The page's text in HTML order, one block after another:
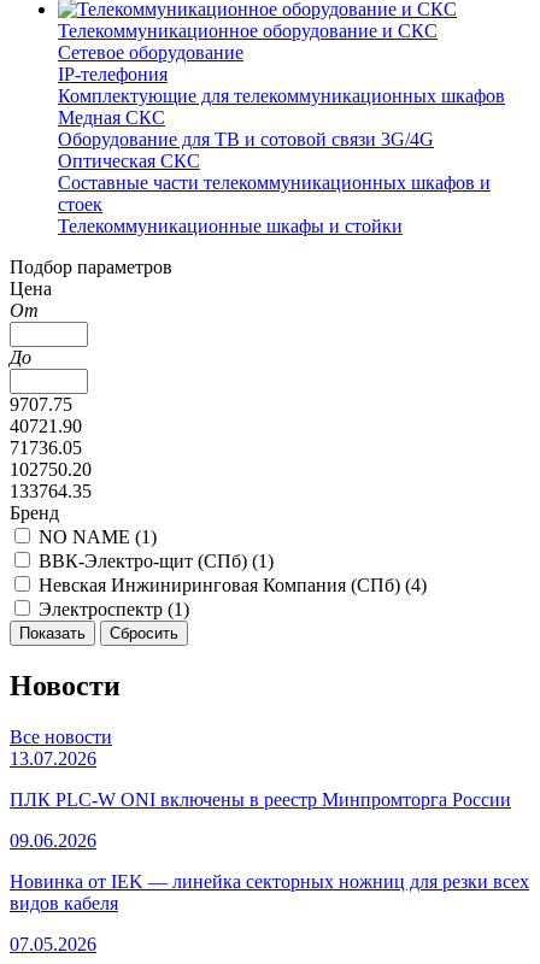
Телекоммуникационное оборудование и СКС
Сетевое оборудование
IP-телефония
Комплектующие для телекоммуникационных шкафов
Медная СКС
Оборудование для ТВ и сотовой связи 3G/4G
Оптическая СКС
Составные части телекоммуникационных шкафов и
стоек
Телекоммуникационные шкафы и стойки
Подбор параметров
Цена
От
До
9707.75
40721.90
71736.05
102750.20
133764.35
Бренд
NO NAME (1)
ВВК-Электро-щит (СПб) (1)
Невская Инжиниринговая Компания (СПб) (4)
Электроспектр (1)
Новости
Все новости
13.07.2026
ПЛК PLC-W ONI включены в реестр Минпромторга России
09.06.2026
Новинка от IEK — линейка секторных ножниц для резки всех
видов кабеля
07.05.2026